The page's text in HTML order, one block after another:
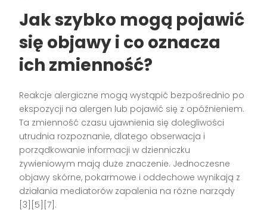
Jak szybko mogą pojawić
się objawy i co oznacza
ich zmienność?
Reakcje alergiczne mogą wystąpić bezpośrednio po
ekspozycji na alergen lub pojawić się z opóźnieniem.
Ta zmienność czasu ujawnienia się dolegliwości
utrudnia rozpoznanie, dlatego obserwacja i
porządkowanie informacji w dzienniczku
żywieniowym mają duże znaczenie. Jednoczesne
objawy skórne, pokarmowe i oddechowe wynikają z
działania mediatorów zapalenia na różne narządy
[3][5][7].